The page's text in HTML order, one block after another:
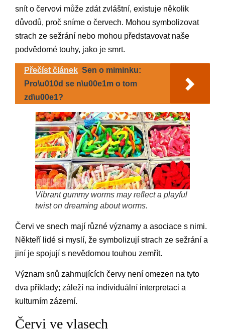
snít o červovi může zdát zvláštní, existuje několik
důvodů, proč sníme o červech. Mohou symbolizovat
strach ze sežrání nebo mohou představovat naše
podvědomé touhy, jako je smrt.
Přečíst článek Sen o miminku:
Pro\u010d se n\u00e1m o tom
zd\u00e1?
Vibrant gummy worms may reflect a playful
twist on dreaming about worms.
Červi ve snech mají různé významy a asociace s nimi.
Někteří lidé si myslí, že symbolizují strach ze sežrání a
jiní je spojují s nevědomou touhou zemřít.
Význam snů zahrnujících červy není omezen na tyto
dva příklady; záleží na individuální interpretaci a
kulturním zázemí.
Červi ve vlasech